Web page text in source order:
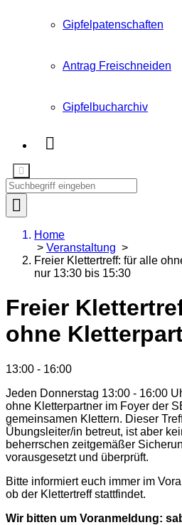
Gipfelpatenschaften
Antrag Freischneiden
Gipfelbucharchiv
Home
> Veranstaltung >
Freier Klettertreff: für alle
nur 13:30 bis 15:30
Details
zum
Kalendereintrag
Freier
ohne
13:00 - 16:00
Jeden Donnerstag 13:00 - 16:00
ohne Kletterpartner im Foyer der
gemeinsamen Klettern. Dieser
Übungsleiter/in betreut, ist aber
beherrschen zeitgemäßer
vorausgesetzt und überprüft.
Bitte informiert euch immer im
ob der Klettertreff stattfindet.
Wir bitten um Voranmeldung: